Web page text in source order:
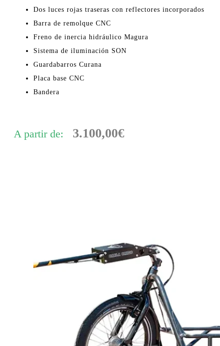
Dos luces rojas traseras con reflectores incorporados
Barra de remolque CNC
Freno de inercia hidráulico Magura
Sistema de iluminación SON
Guardabarros Curana
Placa base CNC
Bandera
A partir de: 3.100,00€